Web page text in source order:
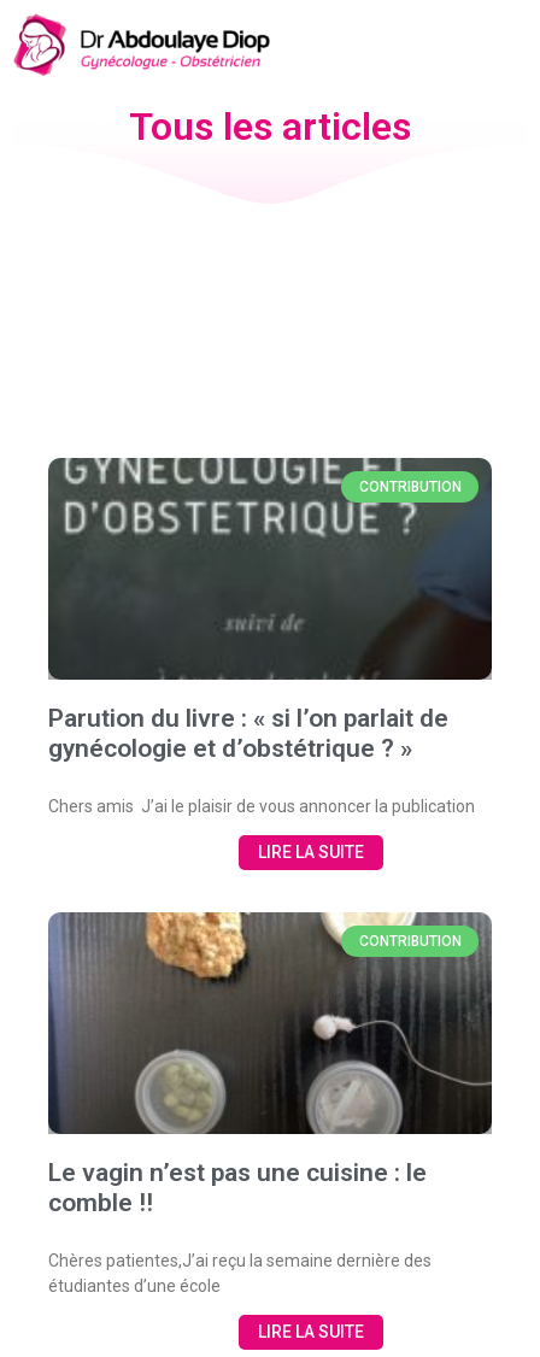
Tous les articles
CONTRIBUTION
Parution du livre : « si l’on parlait de
gynécologie et d’obstétrique ? »
Chers amis J’ai le plaisir de vous annoncer la publication
LIRE LA SUITE
CONTRIBUTION
Le vagin n’est pas une cuisine : le
comble !!
Chères patientes,J’ai reçu la semaine dernière des
étudiantes d’une école
LIRE LA SUITE